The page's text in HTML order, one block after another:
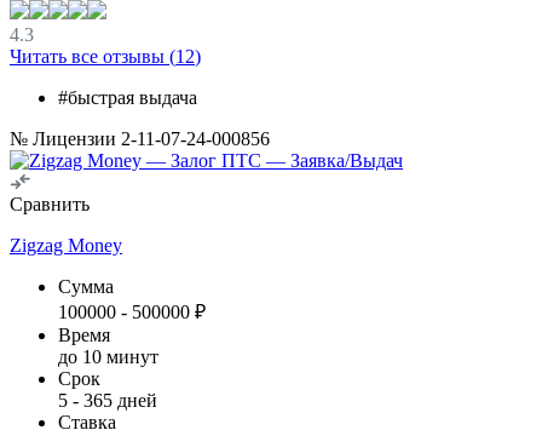
4.3
Читать все отзывы (12)
#быстрая выдача
№ Лицензии 2-11-07-24-000856
Сравнить
Zigzag Money
Сумма
100000 - 500000 ₽
Время
до 10 минут
Срок
5 - 365 дней
Ставка